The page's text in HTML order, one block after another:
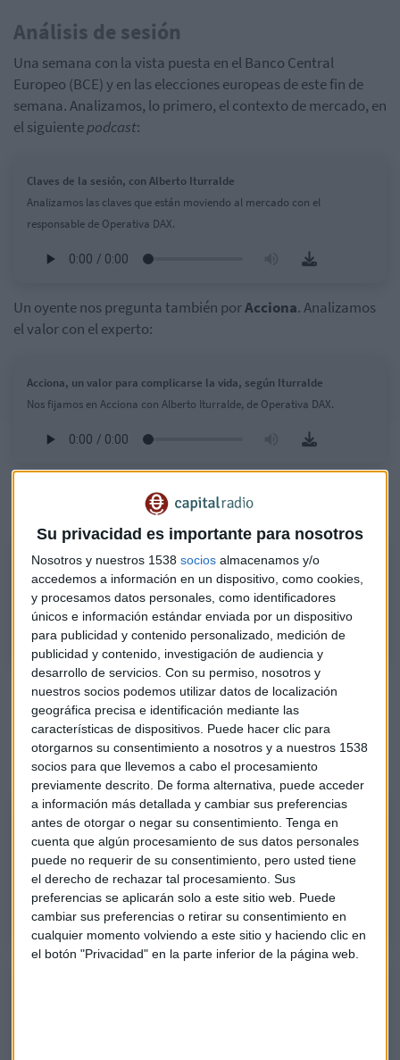
Su privacidad es importante para nosotros
Nosotros y nuestros 1538 socios almacenamos y/o
accedemos a información en un dispositivo, como cookies,
y procesamos datos personales, como identificadores
únicos e información estándar enviada por un dispositivo
para publicidad y contenido personalizado, medición de
publicidad y contenido, investigación de audiencia y
desarrollo de servicios. Con su permiso, nosotros y
nuestros socios podemos utilizar datos de localización
geográfica precisa e identificación mediante las
características de dispositivos. Puede hacer clic para
otorgarnos su consentimiento a nosotros y a nuestros 1538
socios para que llevemos a cabo el procesamiento
previamente descrito. De forma alternativa, puede acceder
a información más detallada y cambiar sus preferencias
antes de otorgar o negar su consentimiento. Tenga en
cuenta que algún procesamiento de sus datos personales
puede no requerir de su consentimiento, pero usted tiene
el derecho de rechazar tal procesamiento. Sus
preferencias se aplicarán solo a este sitio web. Puede
cambiar sus preferencias o retirar su consentimiento en
cualquier momento volviendo a este sitio y haciendo clic en
el botón "Privacidad" en la parte inferior de la página web.
Análisis de sesión
Una semana con la vista puesta en el Banco Central
Europeo (BCE) y en las elecciones europeas de este fin de
semana. Analizamos, lo primero, el contexto de mercado, en
el siguientepodcast:
Claves de la sesión, con Alberto Iturralde
Analizamos las claves que están moviendo al mercado con el
responsable de Operativa DAX.
Un oyente nos pregunta también porAcciona. Analizamos
el valor con el experto:
Acciona, un valor para complicarse la vida, según Iturralde
Nos fijamos en Acciona con Alberto Iturralde, de Operativa DAX.
Y, ¿qué pasa con Puig? ¿Por qué no sube con más fuerza?
Esto nos ha dicho el experto sobre el valor:
Iturralde, sobre Puig: "Eso es lo sospechoso"
Nos fijamos en el comportamiento de este valor que ha salido hace
poco al mercado con Alberto Iturralde.
Consultorio completo
Miramos también a otros valores como Inditex, Discover
Financial Services, Solaria, Coherent o Nvidia. Escucha el
consultorio completo en el siguientepodcast:
Acciona, un valor para "complicarse la vida"; mejor Iberdrola, según
Iturralde
Primera parte del consultorio de bolsa en Mercado Abierto con Alberto
Iturralde, de Operativa DAX.